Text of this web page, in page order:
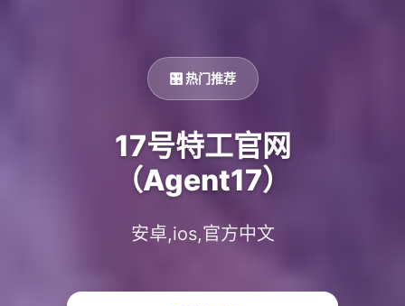
🎛️ 热门推荐
17号特工官网
（Agent17）
安卓,ios,官方中文